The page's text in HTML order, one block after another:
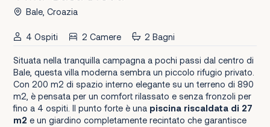
Bale, Croazia
4 Ospiti 2 Camere 2 Bagni
Situata nella tranquilla campagna a pochi passi dal centro di
Bale, questa villa moderna sembra un piccolo rifugio privato.
Con 200 m2 di spazio interno elegante su un terreno di 890
m2, è pensata per un comfort rilassato e senza fronzoli per
fino a 4 ospiti. Il punto forte è una piscina riscaldata di 27
m2 e un giardino completamente recintato che garantisce